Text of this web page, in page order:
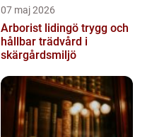
07 maj 2026
Arborist lidingö trygg och
hållbar trädvård i
skärgårdsmiljö